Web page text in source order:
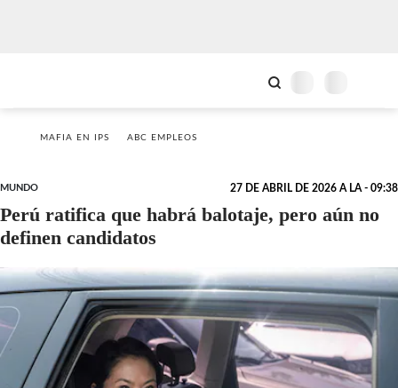
MAFIA EN IPS ABC EMPLEOS
MUNDO 27 DE ABRIL DE 2026 A LA - 09:38
Perú ratifica que habrá balotaje, pero aún no
definen candidatos